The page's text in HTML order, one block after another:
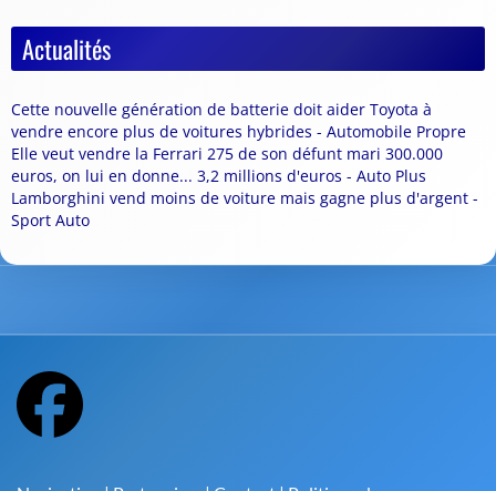
Actualités
Cette nouvelle génération de batterie doit aider Toyota à
vendre encore plus de voitures hybrides - Automobile Propre
Elle veut vendre la Ferrari 275 de son défunt mari 300.000
euros, on lui en donne... 3,2 millions d'euros - Auto Plus
Lamborghini vend moins de voiture mais gagne plus d'argent -
Sport Auto